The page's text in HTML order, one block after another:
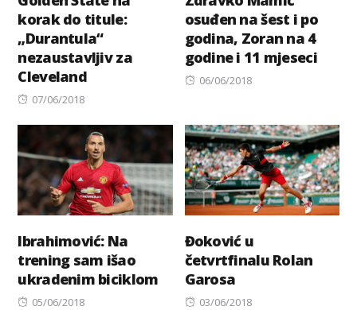
korak do titule:
„Durantula“
nezaustavljiv za
Cleveland
Posted
07/06/2018
osuđen na šest i po
godina, Zoran na 4
godine i 11 mjeseci
Posted
06/06/2018
Ibrahimović: Na
trening sam išao
ukradenim biciklom
Posted
05/06/2018
Đoković u
četvrtfinalu Rolan
Garosa
Posted
03/06/2018